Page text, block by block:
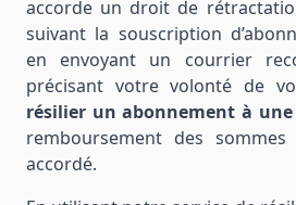
accorde un droit de
suivant la souscription
en envoyant un courrier
précisant votre volonté de
résilier un abonnement à
remboursement des
accordé.